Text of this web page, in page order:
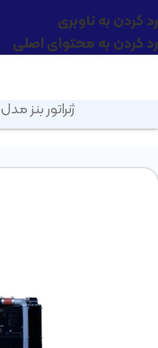
رد کردن به ناوبری
رد کردن به محتوای اصلی
ژنراتور بنز مدل OM364TAGE-2 (100KVA)